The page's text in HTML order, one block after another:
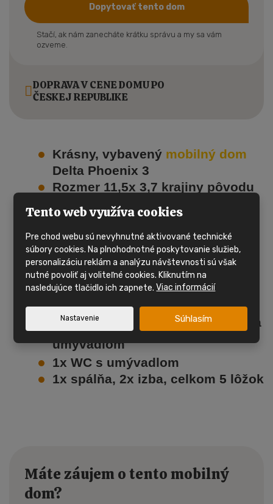
Dopytovať tento dom
Stačí, ak nám zanecháte krátku správu a my sa vám
ozveme.
DOPRAVA V CENE DOMU PO
ČESKEJ REPUBLIKE
Krásny, vybavený mobilný dom
Delta Phoenix 3
Rozmer 11,5x 3,7 krajiny pôvodu
Anglicka
Tento mobilný dommá 1vchod
Plastové okná s dvojsklom v
celom dome
Vykurovanie je riešené plynovým
kotlom na PB s radiátormi
Kúpeľňa so sprchovacím kútom a
umývadlom
1x WC s umývadlom
1x spálňa, 2x izba, celkom 5 lôžok
Máte záujem o tento mobilný
dom?
Tento web využíva cookies
Pre chod webu sú nevyhnutné aktivované technické
súbory cookies. Na plnohodnotné poskytovanie služieb,
personalizáciu reklám a analýzu návštevnosti sú však
nutné povoliť aj voliteľné cookies. Kliknutím na
nasledujúce tlačidlo ich zapnete.Viac informácií
Nastavenie Súhlasím